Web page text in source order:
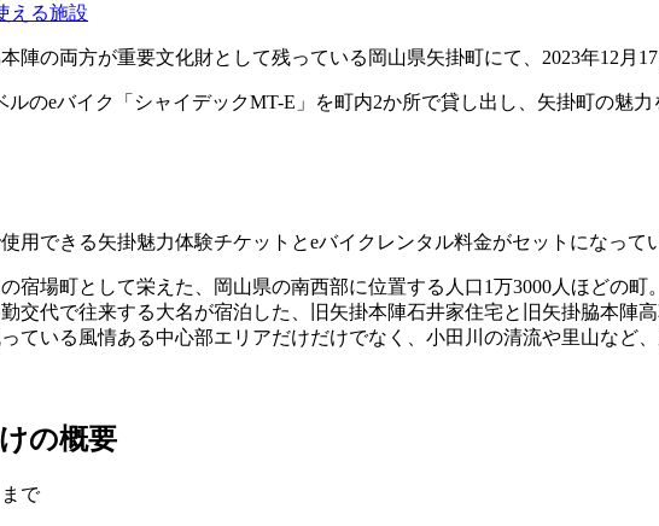
える施設
陣の両方が重要文化財として残っている岡山県矢掛町にて、2023年12月
ルのeバイク「シャイデックMT-E」を町内2か所で貸し出し、矢掛町の魅
用できる矢掛魅力体験チケットとeバイクレンタル料金がセットになっ
宿場町として栄えた、岡山県の南西部に位置する人口1万3000人ほどの
交代で往来する大名が宿泊した、旧矢掛本陣石井家住宅と旧矢掛脇本
ている風情ある中心部エリアだけだけでなく、小田川の清流や里山など
の概要
で